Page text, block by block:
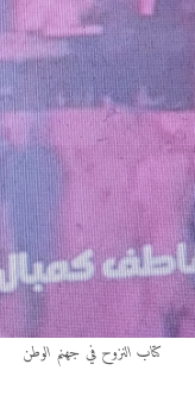
كتاب النزوح في جهنم الوطن